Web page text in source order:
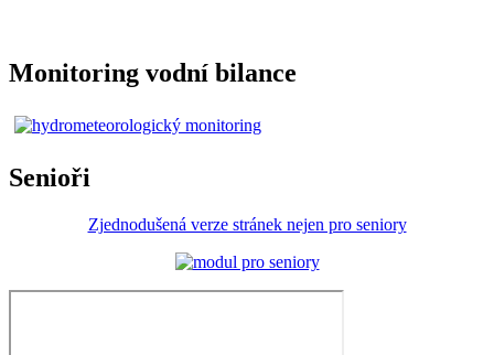
Monitoring vodní bilance
Senioři
Zjednodušená verze stránek nejen pro seniory